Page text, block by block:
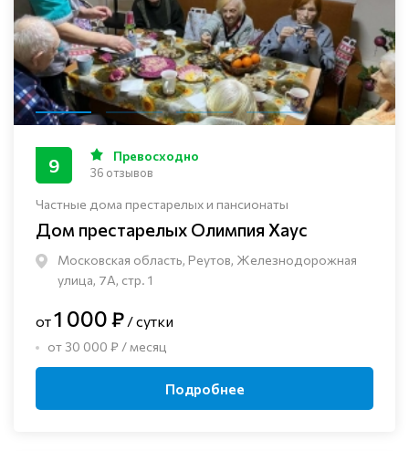
Частные дома престарелых и пансионаты
Дом престарелых Олимпия Хаус
Московская область, Реутов, Железнодорожная
улица, 7А, стр. 1
9 Превосходно
36 отзывов
от1 000 ₽ / сутки
от 30 000 ₽ / месяц
Подробнее